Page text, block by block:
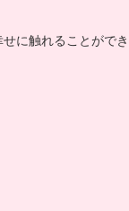
に触れることがで